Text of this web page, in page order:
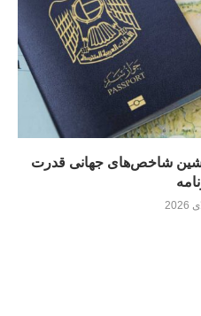
۲۰۲۶؛ صدرنشین شاخص‌های جهانی قدرت